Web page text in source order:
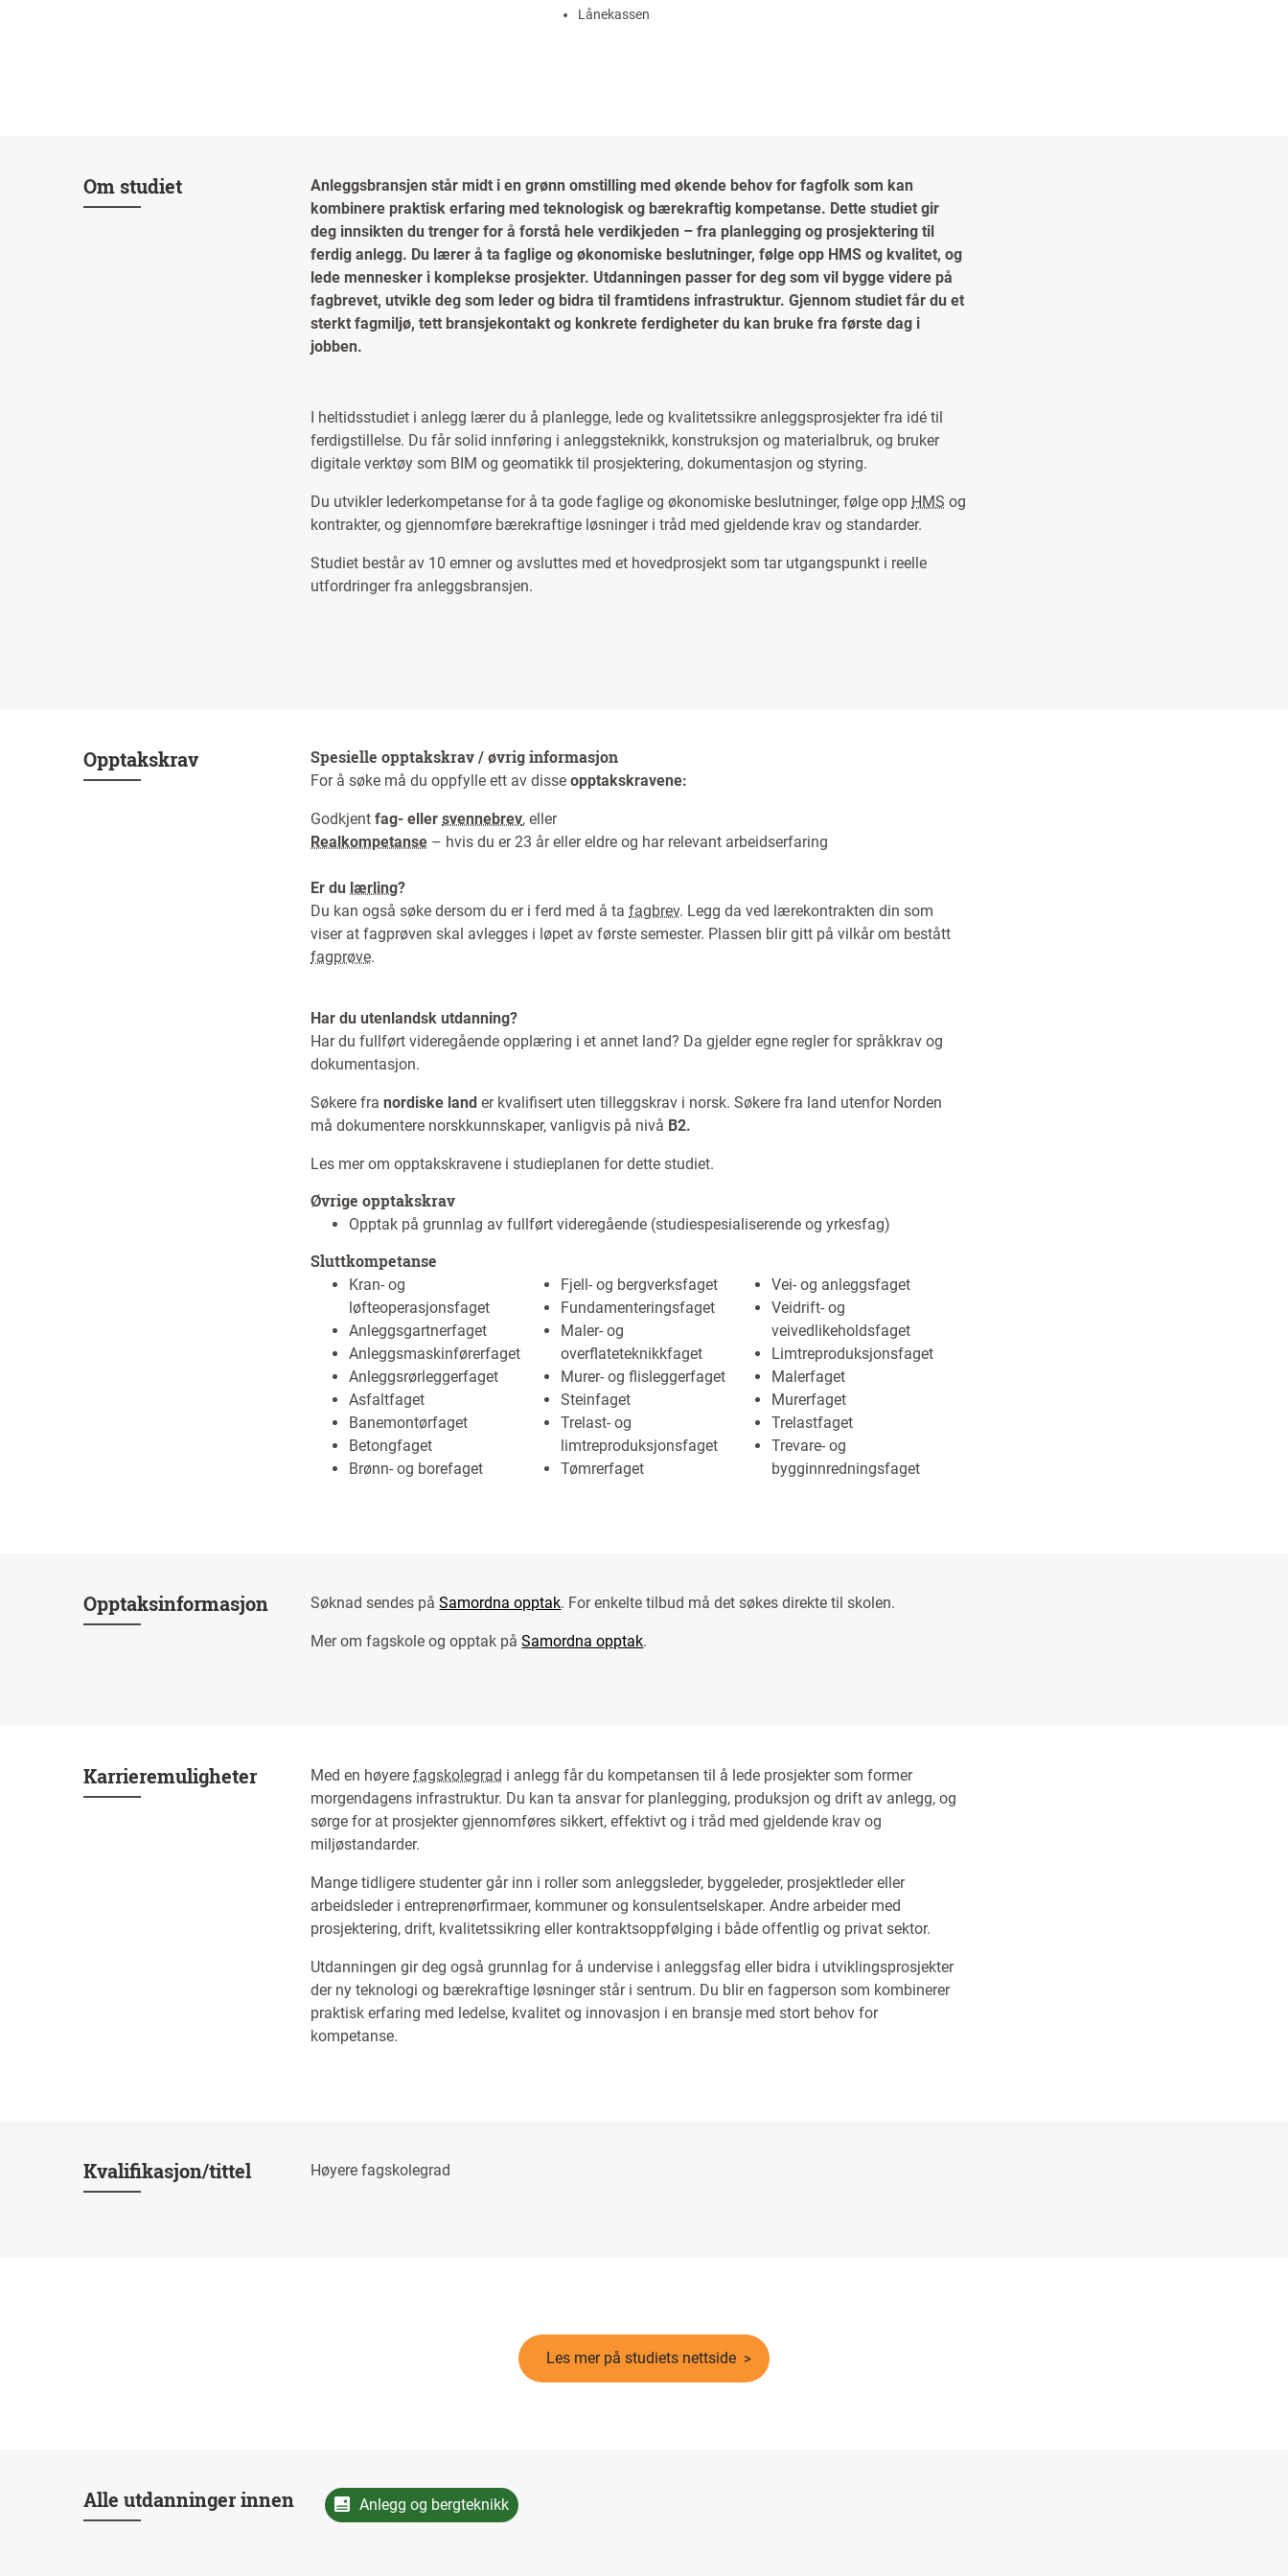
Lånekassen
Om studiet
Anleggsbransjen står midt i en grønn omstilling med økende behov for fagfolk som kan
kombinere praktisk erfaring med teknologisk og bærekraftig kompetanse. Dette studiet gir
deg innsikten du trenger for å forstå hele verdikjeden – fra planlegging og prosjektering til
ferdig anlegg. Du lærer å ta faglige og økonomiske beslutninger, følge opp HMS og kvalitet, og
lede mennesker i komplekse prosjekter. Utdanningen passer for deg som vil bygge videre på
fagbrevet, utvikle deg som leder og bidra til framtidens infrastruktur. Gjennom studiet får du et
sterkt fagmiljø, tett bransjekontakt og konkrete ferdigheter du kan bruke fra første dag i
jobben.
I heltidsstudiet i anlegg lærer du å planlegge, lede og kvalitetssikre anleggsprosjekter fra idé til
ferdigstillelse. Du får solid innføring i anleggsteknikk, konstruksjon og materialbruk, og bruker
digitale verktøy som BIM og geomatikk til prosjektering, dokumentasjon og styring.
Du utvikler lederkompetanse for å ta gode faglige og økonomiske beslutninger, følge opp HMS og
kontrakter, og gjennomføre bærekraftige løsninger i tråd med gjeldende krav og standarder.
Studiet består av 10 emner og avsluttes med et hovedprosjekt som tar utgangspunkt i reelle
utfordringer fra anleggsbransjen.
Opptakskrav Spesielle opptakskrav / øvrig informasjon
For å søke må du oppfylle ett av disseopptakskravene:
Godkjentfag- ellersvennebrev, eller
Realkompetanse – hvis du er 23 år eller eldre og har relevant arbeidserfaring
Er du lærling?
Du kan også søke dersom du er i ferd med å tafagbrev. Legg da ved lærekontrakten din som
viser at fagprøven skal avlegges i løpet av første semester. Plassen blir gitt på vilkår om bestått
fagprøve.
Har du utenlandsk utdanning?
Har du fullført videregående opplæring i et annet land? Da gjelder egne regler for språkkrav og
dokumentasjon.
Søkere franordiske land er kvalifisert uten tilleggskrav i norsk. Søkere fra land utenfor Norden
må dokumentere norskkunnskaper, vanligvis på nivå B2.
Les mer om opptakskravene i studieplanen for dette studiet.
Øvrige opptakskrav
Opptak på grunnlag av fullført videregående (studiespesialiserende og yrkesfag)
Sluttkompetanse
Kran- og
løfteoperasjonsfaget
Anleggsgartnerfaget
Anleggsmaskinførerfaget
Anleggsrørleggerfaget
Asfaltfaget
Banemontørfaget
Betongfaget
Brønn- og borefaget
Fjell- og bergverksfaget
Fundamenteringsfaget
Maler- og
overflateteknikkfaget
Murer- og flisleggerfaget
Steinfaget
Trelast- og
limtreproduksjonsfaget
Tømrerfaget
Vei- og anleggsfaget
Veidrift- og
veivedlikeholdsfaget
Limtreproduksjonsfaget
Malerfaget
Murerfaget
Trelastfaget
Trevare- og
bygginnredningsfaget
Opptaksinformasjon Søknad sendes påSamordna opptak. For enkelte tilbud må det søkes direkte til skolen.
Mer om fagskole og opptak påSamordna opptak.
Karrieremuligheter Med en høyerefagskolegrad i anlegg får du kompetansen til å lede prosjekter som former
morgendagens infrastruktur. Du kan ta ansvar for planlegging, produksjon og drift av anlegg, og
sørge for at prosjekter gjennomføres sikkert, effektivt og i tråd med gjeldende krav og
miljøstandarder.
Mange tidligere studenter går inn i roller som anleggsleder, byggeleder, prosjektleder eller
arbeidsleder i entreprenørfirmaer, kommuner og konsulentselskaper. Andre arbeider med
prosjektering, drift, kvalitetssikring eller kontraktsoppfølging i både offentlig og privat sektor.
Utdanningen gir deg også grunnlag for å undervise i anleggsfag eller bidra i utviklingsprosjekter
der ny teknologi og bærekraftige løsninger står i sentrum. Du blir en fagperson som kombinerer
praktisk erfaring med ledelse, kvalitet og innovasjon i en bransje med stort behov for
kompetanse.
Kvalifikasjon/tittel Høyere fagskolegrad
Les mer på studiets nettside
Alle utdanninger innen Anlegg og bergteknikk